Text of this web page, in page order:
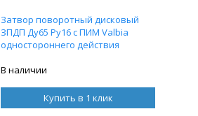
Затвор поворотный дисковый
ЗПДП Ду65 Ру16 с ПИМ Valbia
одностороннего действия
В наличии
Купить в 1 клик